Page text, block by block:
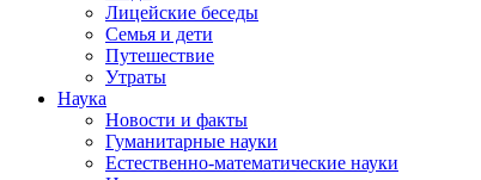
Лицейские беседы
Семья и дети
Путешествие
Утраты
Наука
Новости и факты
Гуманитарные науки
Естественно-математические науки